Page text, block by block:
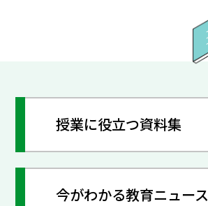
授業に役立つ資料集
今がわかる教育ニュース